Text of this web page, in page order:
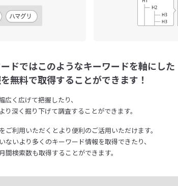
ドではこのようなキーワードを軸にした
無料で取得することができます！
広く広げて把握したり、
り深く掘り下げて調査することができます。
ご利用いただくとより便利のご活用いただけます。
ないより多くのキーワード情報を取得できたり、
間検索数も取得することができます。